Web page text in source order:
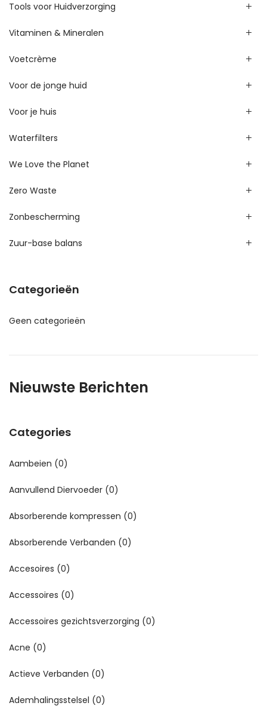
Tools voor Huidverzorging
Vitaminen & Mineralen
Voetcrème
Voor de jonge huid
Voor je huis
Waterfilters
We Love the Planet
Zero Waste
Zonbescherming
Zuur-base balans
Categorieën
Geen categorieën
Nieuwste Berichten
Categories
Aambeien (0)
Aanvullend Diervoeder (0)
Absorberende kompressen (0)
Absorberende Verbanden (0)
Accesoires (0)
Accessoires (0)
Accessoires gezichtsverzorging (0)
Acne (0)
Actieve Verbanden (0)
Ademhalingsstelsel (0)